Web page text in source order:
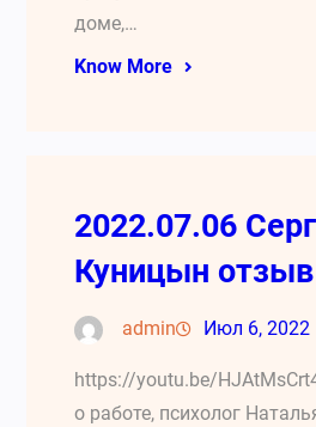
доме,…
Know More
2022.07.06
Куницын отзыв
admin Июл 6, 2022
https://youtu.be/
о работе, психолог